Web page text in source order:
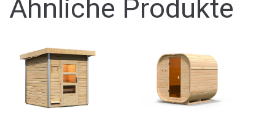
Ähnliche Produkte